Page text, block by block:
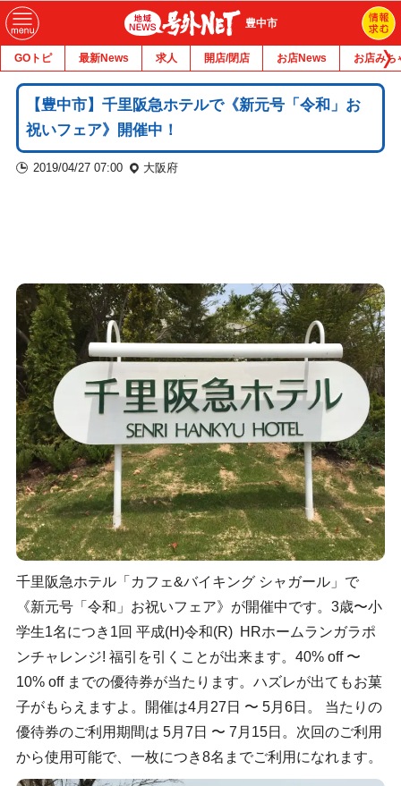
豊中市
GOトピ 最新News 求人 開店/閉店 お店News お店みち
【豊中市】千里阪急ホテルで《新元号「令和」お
祝いフェア》開催中！
2019/04/27 07:00 大阪府
千里阪急ホテル「カフェ&バイキング シャガール」で
《新元号「令和」お祝いフェア》が開催中です。3歳〜小
学生1名につき1回 平成(H)令和(R) HRホームランガラポ
ンチャレンジ! 福引を引くことが出来ます。40% off 〜
10% off までの優待券が当たります。ハズレが出てもお菓
子がもらえますよ。開催は4月27日 〜 5月6日。 当たりの
優待券のご利用期間は 5月7日 〜 7月15日。次回のご利用
から使用可能で、一枚につき8名までご利用になれます。